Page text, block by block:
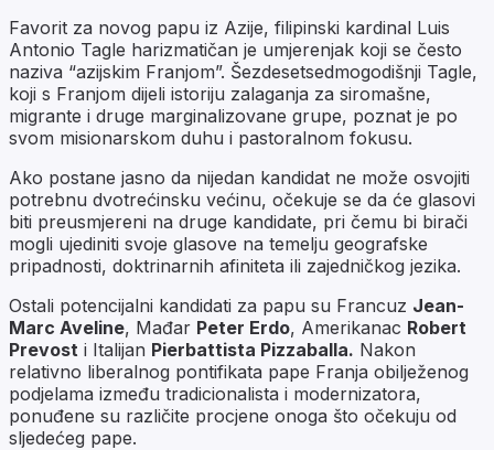
Favorit za novog papu iz Azije, filipinski kardinal Luis
Antonio Tagle harizmatičan je umjerenjak koji se često
naziva “azijskim Franjom”. Šezdesetsedmogodišnji Tagle,
koji s Franjom dijeli istoriju zalaganja za siromašne,
migrante i druge marginalizovane grupe, poznat je po
svom misionarskom duhu i pastoralnom fokusu.
Ako postane jasno da nijedan kandidat ne može osvojiti
potrebnu dvotrećinsku većinu, očekuje se da će glasovi
biti preusmjereni na druge kandidate, pri čemu bi birači
mogli ujediniti svoje glasove na temelju geografske
pripadnosti, doktrinarnih afiniteta ili zajedničkog jezika.
Ostali potencijalni kandidati za papu su Francuz Jean-
Marc Aveline, Mađar Peter Erdo, Amerikanac Robert
Prevost i Italijan Pierbattista Pizzaballa. Nakon
relativno liberalnog pontifikata pape Franja obilježenog
podjelama između tradicionalista i modernizatora,
ponuđene su različite procjene onoga što očekuju od
sljedećeg pape.